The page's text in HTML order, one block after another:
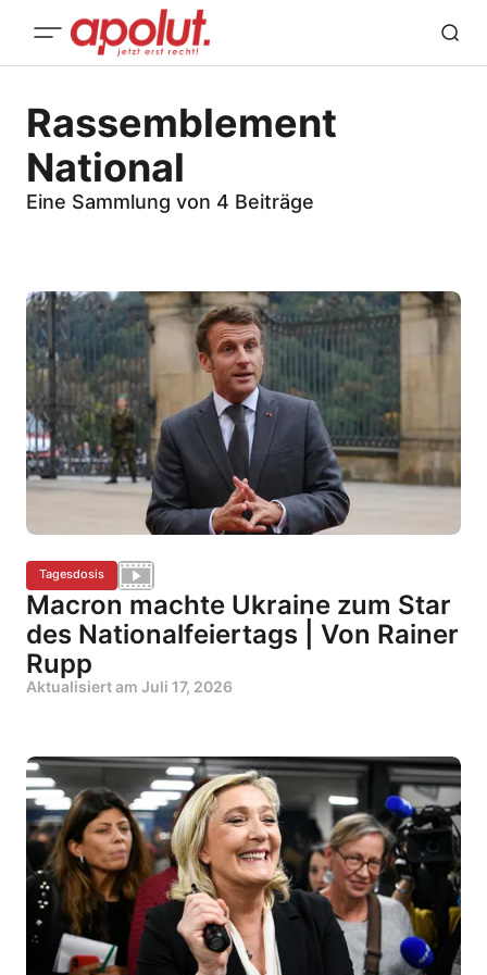
Rassemblement
National
Eine Sammlung von 4 Beiträge
Tagesdosis
Macron machte Ukraine zum Star
des Nationalfeiertags | Von Rainer
Rupp
Aktualisiert am Juli 17, 2026